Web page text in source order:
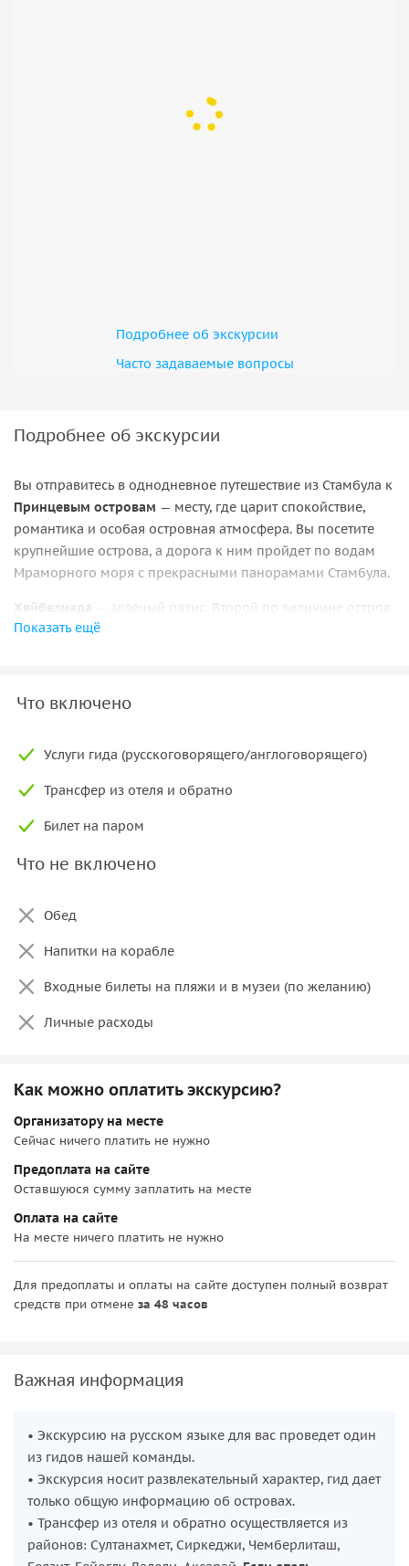
Подробнее об экскурсии
Часто задаваемые вопросы
Подробнее об экскурсии
Вы отправитесь в однодневное путешествие из Стамбула к
Принцевым островам — месту, где царит спокойствие,
романтика и особая островная атмосфера. Вы посетите
крупнейшие острова, а дорога к ним пройдет по водам
Мраморного моря с прекрасными панорамами Стамбула.
Хейбелиада
— зеленый оазис. Второй по величине остров
архипелага и самый зеленый из них. Сегодня Хейбелиада
Бююкада— остров с историей. Самый большой из
замедлилось. Деревянные особняки, утопающие в зелени
создают атмосферу прошлого. Когда-то остров был
любимым местом султана, по его приказу здесь возвели
многие исторические здания бережно отреставрированы
той эпохи.
Кыналыада
островов и один из самых камерных. Здесь меньше густой
растительности, чем на других островах, зато открываются
Стамбул.
острова могут меняться!
Показать ещё
Что включено
Услуги гида (русскоговорящего/англоговорящего)
Трансфер из отеля и обратно
Билет на паром
Что не включено
Обед
Напитки на корабле
Входные билеты на пляжи и в музеи (по желанию)
Личные расходы
Как можно оплатить экскурсию?
Организатору на месте
Сейчас ничего платить не нужно
Предоплата на сайте
Оставшуюся сумму заплатить на месте
Оплата на сайте
На месте ничего платить не нужно
Для предоплаты и оплаты на сайте доступен полный возврат
средств при отмене за 48 часов
Важная информация
• Экскурсию на русском языке для вас проведет один
из гидов нашей команды.
• Экскурсия носит развлекательный характер, гид дает
только общую информацию об островах.
• Трансфер из отеля и обратно осуществляется из
районов: Султанахмет, Сиркеджи, Чемберлиташ,